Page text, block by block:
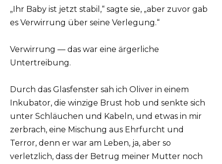
„Ihr Baby ist jetzt stabil,“ sagte sie, „aber zuvor gab
es Verwirrung über seine Verlegung.“
Verwirrung — das war eine ärgerliche
Untertreibung.
Durch das Glasfenster sah ich Oliver in einem
Inkubator, die winzige Brust hob und senkte sich
unter Schläuchen und Kabeln, und etwas in mir
zerbrach, eine Mischung aus Ehrfurcht und
Terror, denn er war am Leben, ja, aber so
verletzlich, dass der Betrug meiner Mutter noch